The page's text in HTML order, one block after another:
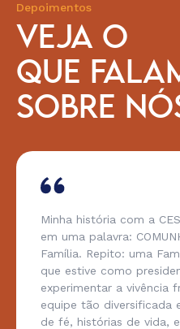
Depoimentos
VEJA O
QUE
SOBRE
Minha história com a
em uma palavra:
Família. Repito: uma
que estive como
experimentar a vivência
equipe tão diversificada
de fé, histórias de vida,